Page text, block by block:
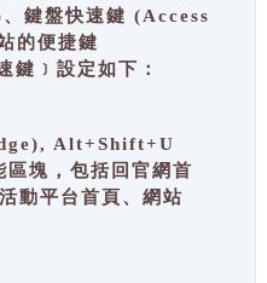
鍵盤快速鍵 (Access
的便捷鍵
鍵﹞設定如下：
Alt+Shift+U
塊，包括回官網首
動平台首頁、網站